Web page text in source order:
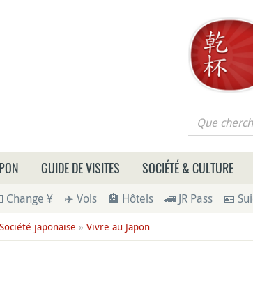
Que cherchez-vous ?
GUIDE DE VISITES SOCIÉTÉ & CULTURE
Change ¥ ✈️ Vols 🏨 Hôtels 🚄 JR Pass 🪪
Société japonaise » Vivre au Japon